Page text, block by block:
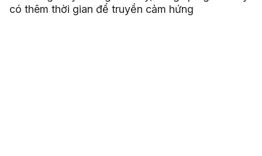
có thêm thời gian để truyền cảm hứng